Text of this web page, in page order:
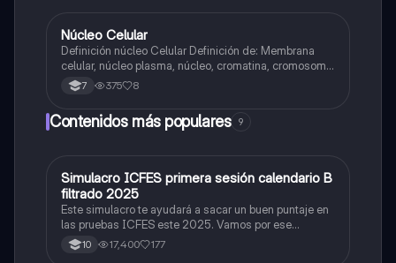
Biologia
Núcleo Celular
Definición núcleo Celular Definición de: Membrana
celular, núcleo plasma, núcleo, cromatina, cromosoma
Interfase Fases de la interfase
7 375 8
Contenidos más populares 9
ICFES: Matemáticas
Simulacro ICFES primera sesión calendario B
filtrado 2025
Este simulacro te ayudará a sacar un buen puntaje en
las pruebas ICFES este 2025. Vamos por ese
500/500. Y poder ser admitido en la universidad que
quieras, estudiar la carrera que quieres y no la que te
10 17,400 177